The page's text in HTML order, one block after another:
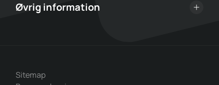
Øvrig information
Sitemap